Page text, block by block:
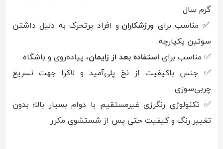
گرم سال
✅ مناسب برای ورزشکاران و افراد پرتحرک به دلیل داشتن
سوتین یکپارچه
✅ مناسب برای استفاده بعد از زایمان، پیاده‌روی و باشگاه
✅ جنس باکیفیت از نخ پلی‌آمید و لاکرا جهت تسریع
چربی‌سوزی
✅ تکنولوژی رنگرزی غیرمستقیم با دوام بسیار بالا؛ بدون
تغییر رنگ و کیفیت حتی پس از شستشوی مکرر